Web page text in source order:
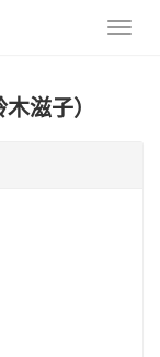
滋子）